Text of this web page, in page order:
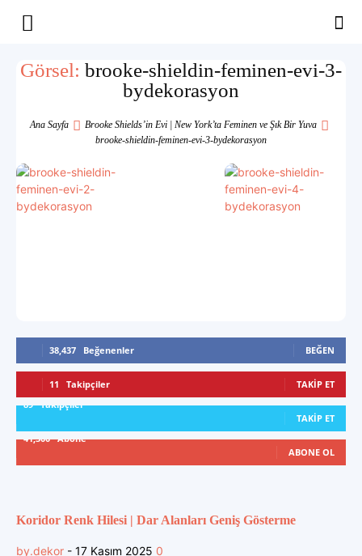
Yaşam
İlham
Görsel: brooke-shieldin-feminen-evi-3-
bydekorasyon
Ana Sayfa
Brooke Shields’in Evi | New York’ta Feminen ve Şık Bir Yuva
brooke-shieldin-feminen-evi-3-bydekorasyon
38,437 Beğenenler BEĞEN
11 Takipçiler
TAKIP ET
89 Takipçiler
TAKIP ET
41,300 Abone
ABONE OL
Koridor Renk Hilesi | Dar Alanları Geniş Gösterme
by.dekor - 17 Kasım 2025 0